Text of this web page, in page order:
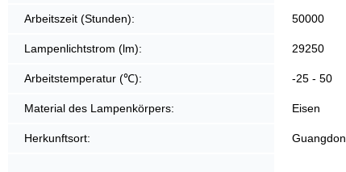
Arbeitszeit (Stunden): 50000
Lampenlichtstrom (lm): 29250
Arbeitstemperatur (℃): -25 - 50
Material des Lampenkörpers: Eisen
Herkunftsort: